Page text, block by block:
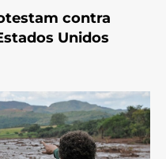
contra
Unidos